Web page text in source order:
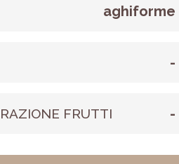
aghiforme
-
FRUTTI -